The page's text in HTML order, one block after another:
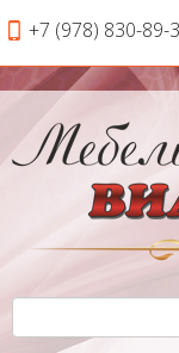
+7 (978) 830-89-